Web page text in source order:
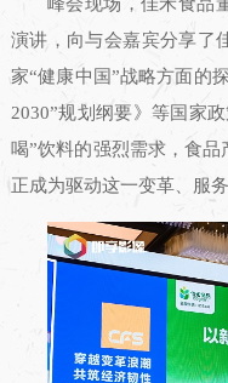
演讲，向与会嘉宾分享了
家“健康中国”战略方面的
2030”规划纲要》等国家
喝”饮料的强烈需求，食品
正成为驱动这一变革、服